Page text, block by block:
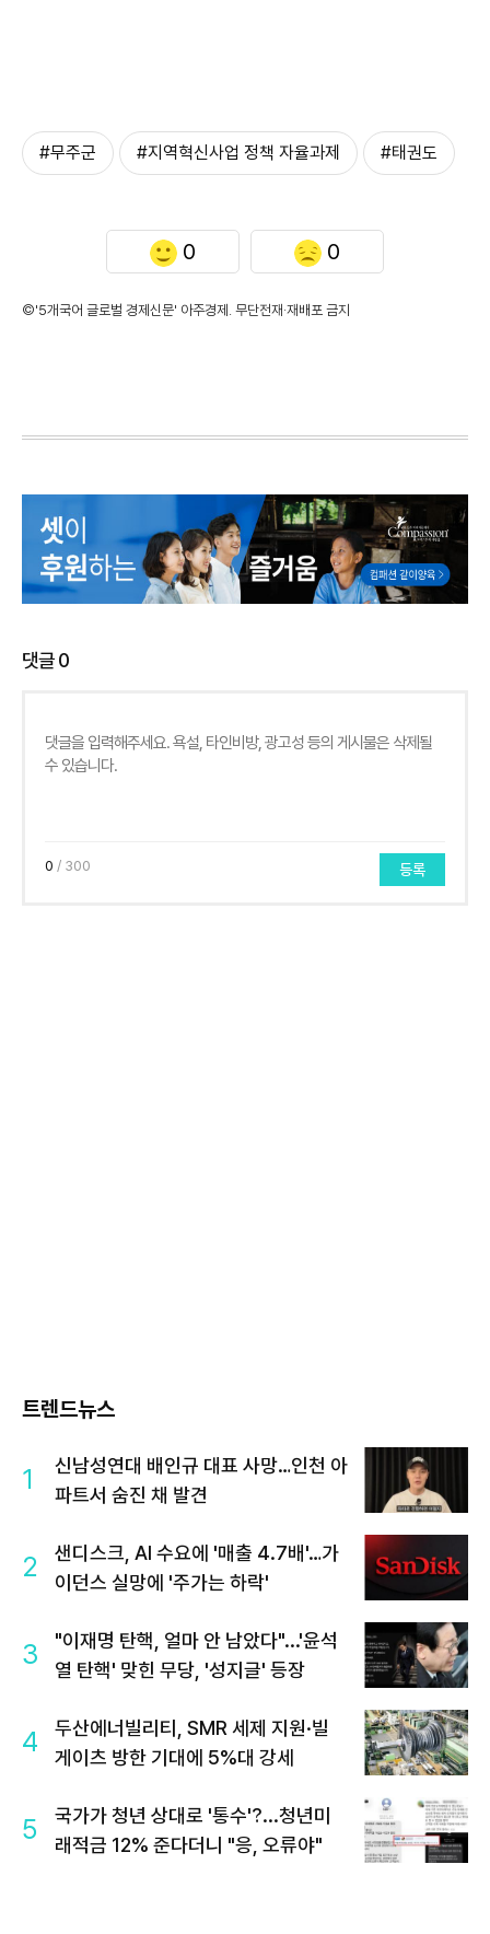
#무주군 #지역혁신사업 정책 자율과제 #태권도
0 0
©'5개국어 글로벌 경제신문' 아주경제. 무단전재·재배포 금지
댓글0
0 / 300 등록
트렌드뉴스
1
신남성연대 배인규 대표 사망…인천 아
파트서 숨진 채 발견
2
샌디스크, AI 수요에 '매출 4.7배'…가
이던스 실망에 '주가는 하락'
3
"이재명 탄핵, 얼마 안 남았다"...'윤석
열 탄핵' 맞힌 무당, '성지글' 등장
4
두산에너빌리티, SMR 세제 지원·빌
게이츠 방한 기대에 5%대 강세
5
국가가 청년 상대로 '통수'?...청년미
래적금 12% 준다더니 "응, 오류야"